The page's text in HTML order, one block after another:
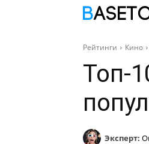
Рейтинги Кино
Топ-
Эксперт: